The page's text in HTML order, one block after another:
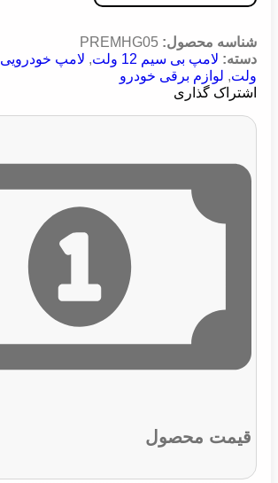
شناسه محصول: PREMHG05
دسته: لامپ بی سیم 12 ولت , لامپ خودرویی
ولت, لوازم برقی خودرو
اشتراک گذاری
قیمت محصول